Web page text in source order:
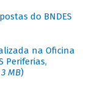
do BNDES
na Oficina
Periferias,
MB)